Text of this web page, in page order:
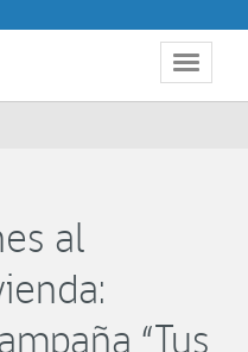
Toggle
al
“Tus